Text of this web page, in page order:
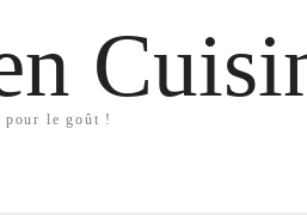
pour le goût !